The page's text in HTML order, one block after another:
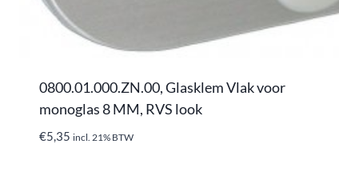
0800.01.000.ZN.00, Glasklem Vlak voor
monoglas 8 MM, RVS look
€5,35 incl. 21% BTW